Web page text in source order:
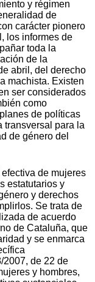
y régimen
de
carácter pionero
los informes de
toda la
de la
abril, del derecho
machista. Existen
ser considerados
como
de políticas
transversal para la
de género del
de mujeres
estatutarios y
y derechos
Se trata de
de acuerdo
de Cataluña, que
y se enmarca
2007, de 22 de
y hombres,